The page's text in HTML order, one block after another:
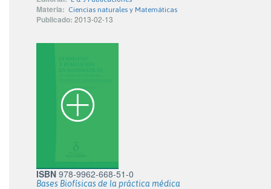
Materia: Ciencias naturales y Matemáticas
Publicado: 2013-02-13
ISBN 978-9962-668-51-0
Bases Biofísicas de la práctica médica